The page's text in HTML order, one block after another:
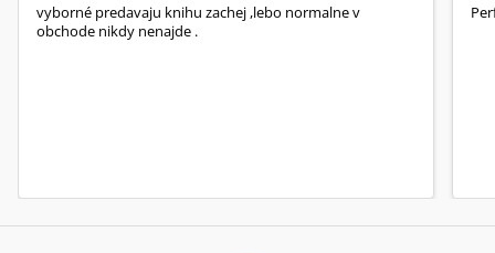
vyborné predavaju knihu zachej ,lebo normalne v
obchode nikdy nenajde .